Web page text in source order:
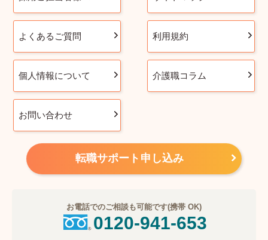
よくあるご質問 利用規約
個人情報について 介護職コラム
お問い合わせ
転職サポート申し込み
お電話でのご相談も可能です(携帯 OK)
0120-941-653